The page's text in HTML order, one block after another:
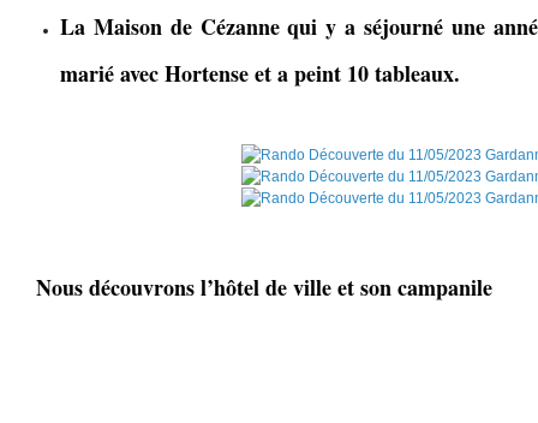
La Maison de Cézanne qui y a séjourné une
marié avec Hortense et a peint 10 tableaux.
Nous découvrons l’hôtel de ville et son campanile